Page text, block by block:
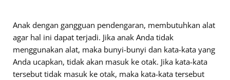
Anak dengan gangguan pendengaran, membutuhkan alat
agar hal ini dapat terjadi. Jika anak Anda tidak
menggunakan alat, maka bunyi-bunyi dan kata-kata yang
Anda ucapkan, tidak akan masuk ke otak. Jika kata-kata
tersebut tidak masuk ke otak, maka kata-kata tersebut